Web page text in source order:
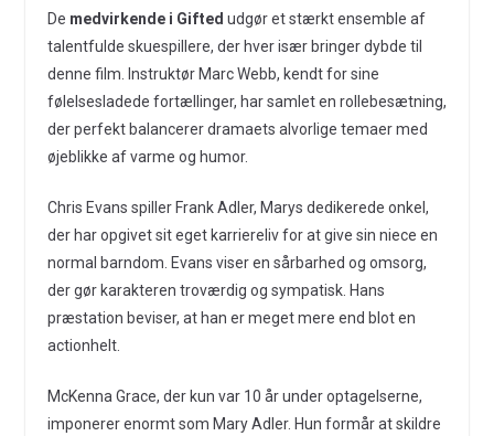
De medvirkende i Gifted udgør et stærkt ensemble af
talentfulde skuespillere, der hver især bringer dybde til
denne film. Instruktør Marc Webb, kendt for sine
følelsesladede fortællinger, har samlet en rollebesætning,
der perfekt balancerer dramaets alvorlige temaer med
øjeblikke af varme og humor.
Chris Evans spiller Frank Adler, Marys dedikerede onkel,
der har opgivet sit eget karriereliv for at give sin niece en
normal barndom. Evans viser en sårbarhed og omsorg,
der gør karakteren troværdig og sympatisk. Hans
præstation beviser, at han er meget mere end blot en
actionhelt.
McKenna Grace, der kun var 10 år under optagelserne,
imponerer enormt som Mary Adler. Hun formår at skildre